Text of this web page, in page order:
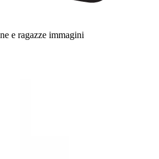
e ragazze immagini